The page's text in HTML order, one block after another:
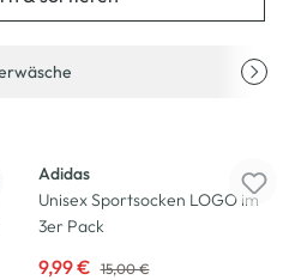
Adidas
Unisex Sportsocken LOGO im
3er Pack
9,99 € 15,00 €